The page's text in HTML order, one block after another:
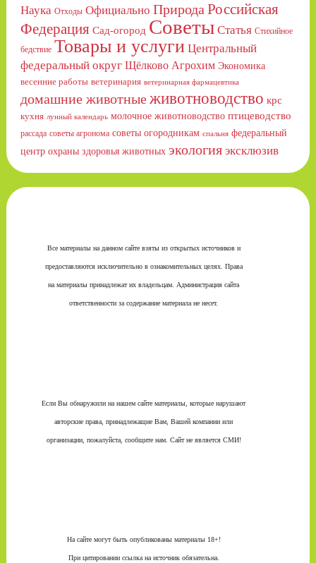
Наука Отходы Официально Природа Российская
Федерация Сад-огород Советы Статья Стихийное
бедствие Товары и услуги Центральный
федеральный округ Щёлково Агрохим Экономика
весенние работы ветеринария ветеринарная фармацевтика
домашние животныеживотноводство крс
кухня лунный календарь молочное животноводство птицеводство
рассада советы агронома советы огородникам спальня федеральный
центр охраны здоровья животных экология эксклюзив
Все материалы на данном сайте взяты из открытых источников и
предоставляются исключительно в ознакомительных целях. Права
на материалы принадлежат их владельцам. Администрация сайта
ответственности за содержание материала не несет.
Если Вы обнаружили на нашем сайте материалы, которые нарушают
авторские права, принадлежащие Вам, Вашей компании или
организации, пожалуйста, сообщите нам. Сайт не является СМИ!
На сайте могут быть опубликованы материалы 18+!
При цитировании ссылка на источник обязательна.